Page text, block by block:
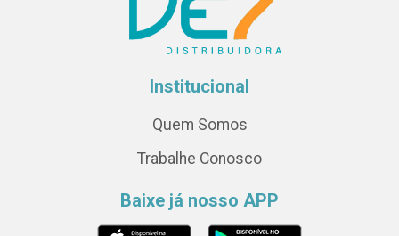
Institucional
Quem Somos
Trabalhe Conosco
Baixe já nosso APP